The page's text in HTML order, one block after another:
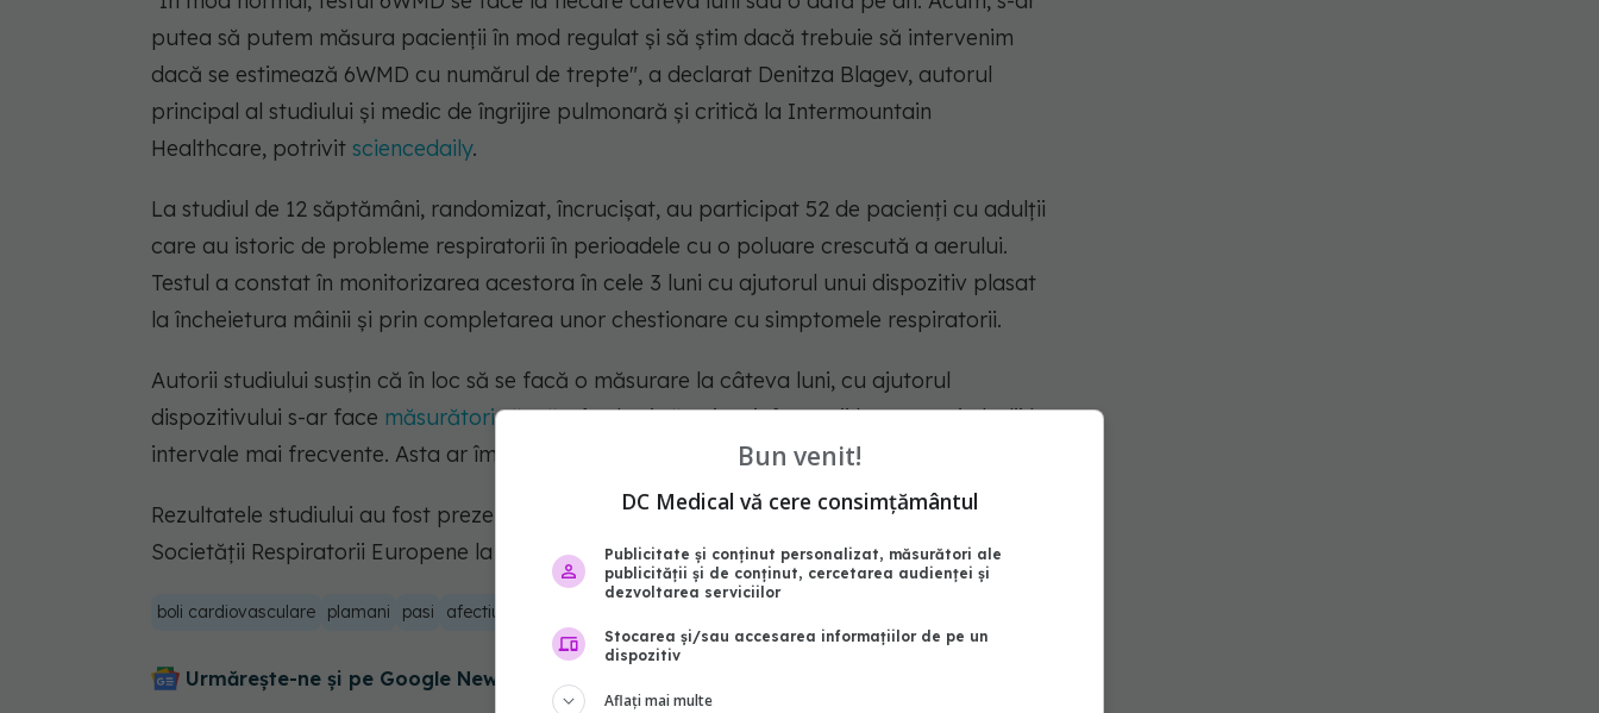
putea să putem măsura pacienții în mod regulat și să știm dacă trebuie să intervenim
dacă se estimează 6WMD cu numărul de trepte", a declarat Denitza Blagev, autorul
principal al studiului și medic de îngrijire pulmonară și critică la Intermountain
Healthcare, potrivit sciencedaily.
La studiul de 12 săptămâni, randomizat, încrucișat, au participat 52 de pacienți cu adulții
care au istoric de probleme respiratorii în perioadele cu o poluare crescută a aerului.
Testul a constat în monitorizarea acestora în cele 3 luni cu ajutorul unui dispozitiv plasat
la încheietura mâinii și prin completarea unor chestionare cu simptomele respiratorii.
Autorii studiului susțin că în loc să se facă o măsurare la câteva luni, cu ajutorul
dispozitivului s-ar face măsurătorisăptămânale și să existe informații la progresia bolii la
intervale mai frecvente. Asta ar îmbunătăți semnificativ confortul pacienților.
Rezultatele studiului au fost prezentate la reuniunile Congresului Internațional al
Societății Respiratorii Europene la Madrid, Spania, pe 29 septembrie.
boli cardiovasculare plamani pasi afectiune
Urmărește-ne și pe Google News - abonează‑te!
Bun venit!
DC Medical vă cere consimțământul
Publicitate și conținut personalizat, măsurători ale
publicității și de conținut, cercetarea audienței și
dezvoltarea serviciilor
Stocarea și/sau accesarea informațiilor de pe un
dispozitiv
Aflați mai multe